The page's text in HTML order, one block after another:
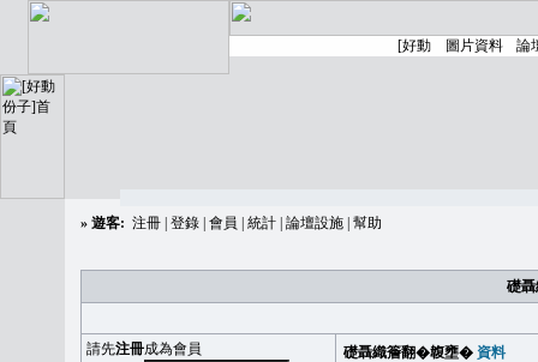
» 遊客: 注冊 登錄 會員 統計 論壇設施 幫助
礎
請先注冊成為會員
礎聶織簷翻�䪖壅� 資料